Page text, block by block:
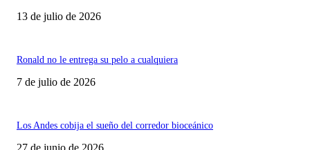
13 de julio de 2026
Ronald no le entrega su pelo a cualquiera
7 de julio de 2026
Los Andes cobija el sueño del corredor bioceánico
27 de junio de 2026